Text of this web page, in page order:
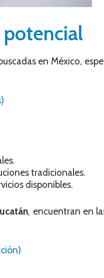
potencial
en México,
tradicionales.
disponibles.
, encuentran en